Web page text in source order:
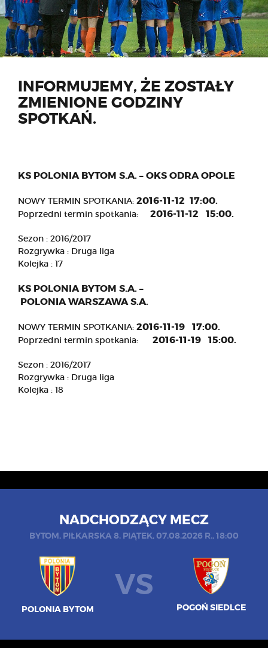
INFORMUJEMY, ŻE ZOSTAŁY
ZMIENIONE GODZINY
SPOTKAŃ.
KS POLONIA BYTOM S.A. – OKS ODRA OPOLE
NOWY TERMIN SPOTKANIA: 2016-11-12 17:00.
Poprzedni termin spotkania: 2016-11-12 15:00.
Sezon : 2016/2017
Rozgrywka : Druga liga
Kolejka : 17
KS POLONIA BYTOM S.A. –
POLONIA WARSZAWA S.A.
NOWY TERMIN SPOTKANIA: 2016-11-19 17:00.
Poprzedni termin spotkania: 2016-11-19 15:00.
Sezon : 2016/2017
Rozgrywka : Druga liga
Kolejka : 18
NADCHODZĄCY MECZ
BYTOM, PIŁKARSKA 8. PIĄTEK, 07.08.2026 R., 18:00
POLONIA BYTOM
VS
POGOŃ SIEDLCE